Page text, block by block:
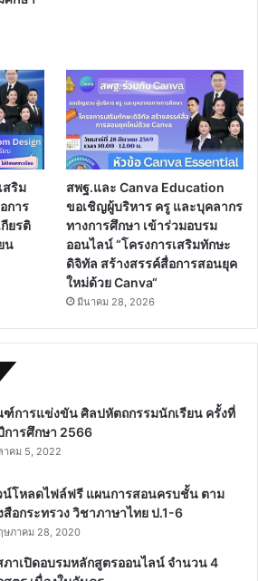
สริม
การ
ยรติ
น
สพฐ.และ Canva Education
ขอเชิญผู้บริหาร ครู และบุคลากร
ทางการศึกษา เข้าร่วมอบรม
ออนไลน์ “โครงการเสริมทักษะ
ดิจิทัล สร้างสรรค์สื่อการสอนยุค
ใหม่ด้วย Canva“
มีนาคม 28, 2026
ฑ์การแข่งขัน ศิลปหัตถกรรมนักเรียน ครั้งที่
การศึกษา 2566
าคม 5, 2022
น์โหลดไฟล์ฟรี แผนการสอนครบชั้น ตาม
อกระทรวง วิชาภาษาไทย ป.1-6
ษภาคม 28, 2020
ภาเปิดอบรมหลักสูตรออนไลน์ จำนวน 4